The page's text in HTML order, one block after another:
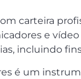
carteira
e
incluindo
é um